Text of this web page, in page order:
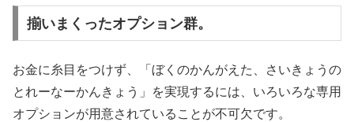
揃いまくったオプション群。
お金に糸目をつけず、「ぼくのかんがえた、さいきょうの
とれーなーかんきょう」を実現するには、いろいろな専用
オプションが用意されていることが不可欠です。